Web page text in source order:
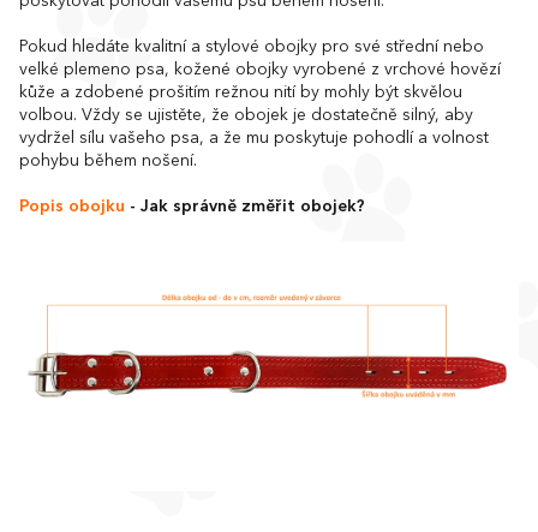
Pokud hledáte kvalitní a stylové obojky pro své střední nebo
velké plemeno psa, kožené obojky vyrobené z vrchové hovězí
kůže a zdobené prošitím režnou nití by mohly být skvělou
volbou. Vždy se ujistěte, že obojek je dostatečně silný, aby
vydržel sílu vašeho psa, a že mu poskytuje pohodlí a volnost
pohybu během nošení.
Popis obojku - Jak správně změřit obojek?